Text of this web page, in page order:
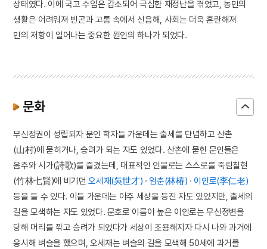
상태였다. 이에 국고 수입은 감소되어 극심한 재정난을 겪었고, 농민의
생활은 어려워져 빈곤과 고통 속에서 신음해, 사회는 더욱 혼란해져
민의 저항이 일어나는 중요한 원인의 하나가 되었다.
문화
무신정권이 성립되자 문인 학자들 가운데는 출세를 단념하고 산촌
(山村)에 묻히거나, 승려가 되는 자도 있었다. 산촌에 묻힌 문인들은
음주와 시가(詩歌)를 즐겼는데, 대표적인 인물로는 스스로를 죽림칠현
(竹林七賢)에 비기던 오세재(吳世才) · 임춘(林椿) · 이인로(李仁老)
등을 들 수 있다. 이들 가운데는 아주 세상을 등진 자도 있었지만, 출세의
길을 모색하는 자도 있었다. 문호로 이름이 높은 이인로는 무신정변을
당해 머리를 깎고 승려가 되었다가 세상이 조용해지자 다시 나와 과거에
응시해 벼슬을 했으며, 오세재는 벼슬의 길을 모색해 50세에 과거를